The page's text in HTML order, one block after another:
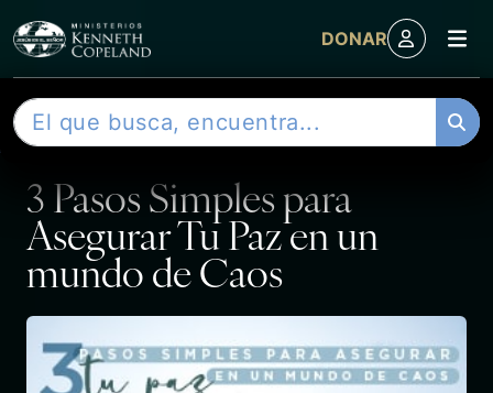
DONAR
B
u
ENTRADA
3 Pasos Simples para
Asegurar Tu Paz en un
mundo de Caos